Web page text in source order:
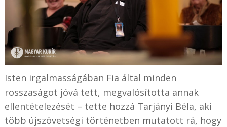
Isten irgalmasságában Fia által minden
rosszaságot jóvá tett, megvalósította annak
ellentételezését – tette hozzá Tarjányi Béla, aki
több újszövetségi történetben mutatott rá, hogy